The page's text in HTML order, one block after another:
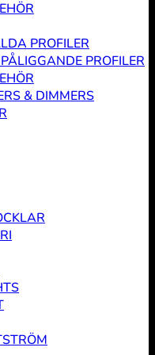
PROFILER
PROFILER
& DIMMERS